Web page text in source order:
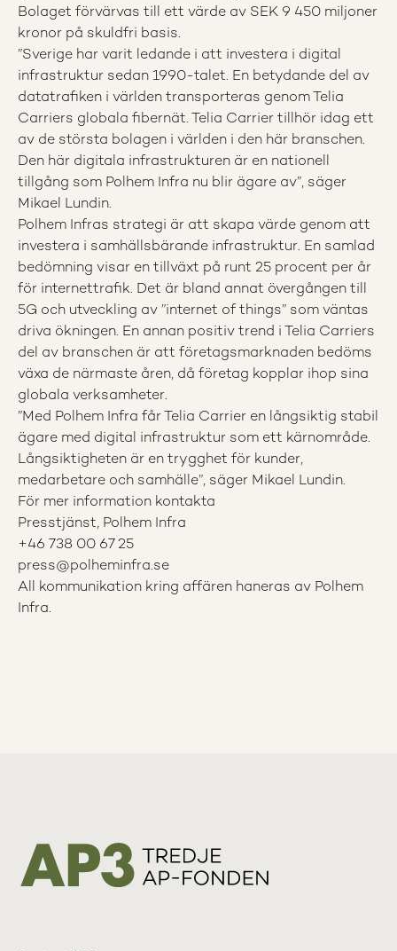
Bolaget förvärvas till ett värde av SEK 9 450 miljoner
kronor på skuldfri basis.
”Sverige har varit ledande i att investera i digital
infrastruktur sedan 1990-talet. En betydande del av
datatrafiken i världen transporteras genom Telia
Carriers globala fibernät. Telia Carrier tillhör idag ett
av de största bolagen i världen i den här branschen.
Den här digitala infrastrukturen är en nationell
tillgång som Polhem Infra nu blir ägare av”, säger
Mikael Lundin.
Polhem Infras strategi är att skapa värde genom att
investera i samhällsbärande infrastruktur. En samlad
bedömning visar en tillväxt på runt 25 procent per år
för internettrafik. Det är bland annat övergången till
5G och utveckling av ”internet of things” som väntas
driva ökningen. En annan positiv trend i Telia Carriers
del av branschen är att företagsmarknaden bedöms
växa de närmaste åren, då företag kopplar ihop sina
globala verksamheter.
”Med Polhem Infra får Telia Carrier en långsiktig stabil
ägare med digital infrastruktur som ett kärnområde.
Långsiktigheten är en trygghet för kunder,
medarbetare och samhälle”, säger Mikael Lundin.
För mer information kontakta
Presstjänst, Polhem Infra
+46 738 00 67 25
press@polheminfra.se
All kommunikation kring affären haneras av Polhem
Infra.